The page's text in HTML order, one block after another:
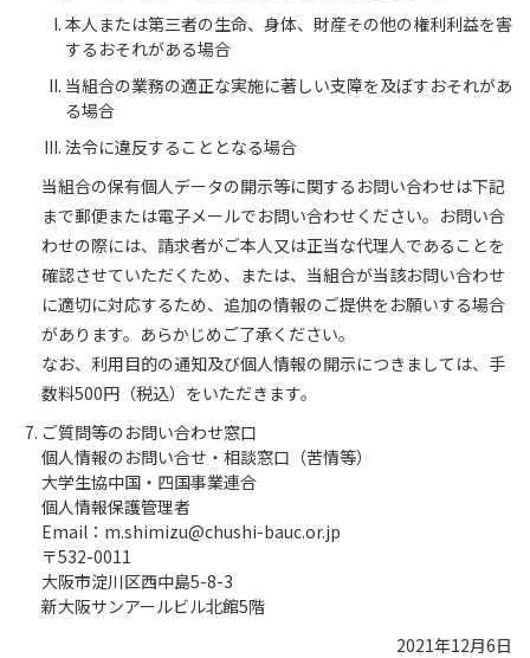
本人または第三者の生命、身体、財産その他の権利利益を害
するおそれがある場合
当組合の業務の適正な実施に著しい支障を及ぼすおそれがあ
る場合
法令に違反することとなる場合
当組合の保有個人データの開示等に関するお問い合わせは下記
まで郵便または電子メールでお問い合わせください。お問い合
わせの際には、請求者がご本人又は正当な代理人であることを
確認させていただくため、または、当組合が当該お問い合わせ
に適切に対応するため、追加の情報のご提供をお願いする場合
があります。あらかじめご了承ください。
なお、利用目的の通知及び個人情報の開示につきましては、手
数料500円（税込）をいただきます。
ご質問等のお問い合わせ窓口
個人情報のお問い合せ・相談窓口（苦情等）
大学生協中国・四国事業連合
個人情報保護管理者
Email：m.shimizu@chushi-bauc.or.jp
〒532-0011
大阪市淀川区西中島5-8-3
新大阪サンアールビル北館5階
2021年12月6日